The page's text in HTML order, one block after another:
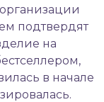
подтвердят
на
в начале